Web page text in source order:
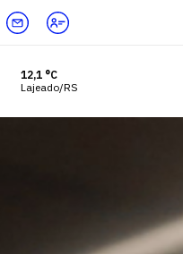
12,1 °C
Lajeado/RS